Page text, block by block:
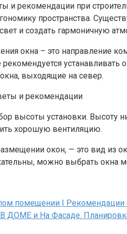
и рекомендации при
пространства.
и создать гармоничную
окна – это направление
выходящие на север.
высоты установки. Высоту
хорошую вентиляцию.
окон, — это вид из
можно выбрать окна
помещении | Рекомендации
и На Фасаде. Планировка